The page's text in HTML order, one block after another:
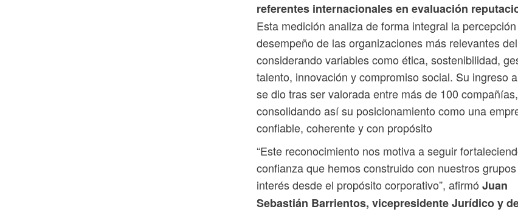
referentes internacionales en evaluación
Esta medición analiza de forma integral la
desempeño de las organizaciones más relevantes
considerando variables como ética, sostenibilidad,
talento, innovación y compromiso social. Su ingreso
se dio tras ser valorada entre más de 100 compañías,
consolidando así su posicionamiento como una
confiable, coherente y con propósito
“Este reconocimiento nos motiva a seguir
confianza que hemos construido con nuestros
interés desde el propósito corporativo”, afirmó Juan
Sebastián Barrientos, vicepresidente Jurídico y